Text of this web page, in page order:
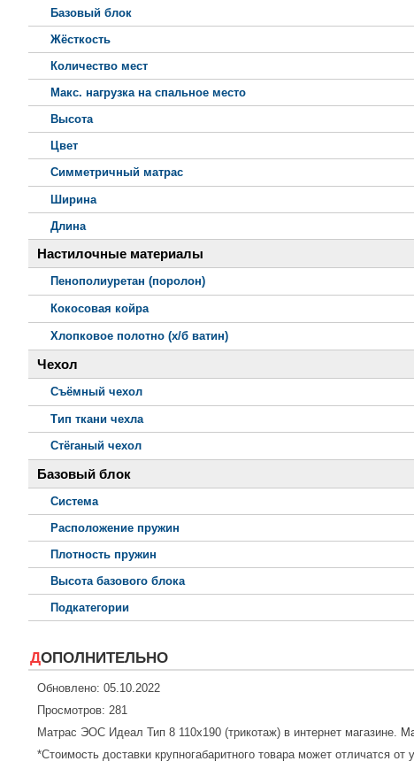
Базовый блок
Жёсткость
Количество мест
Макс. нагрузка на спальное место
Высота
Цвет
Симметричный матрас
Ширина
Длина
Настилочные материалы
Пенополиуретан (поролон)
Кокосовая койра
Хлопковое полотно (х/б ватин)
Чехол
Съёмный чехол
Тип ткани чехла
Стёганый чехол
Базовый блок
Система
Расположение пружин
Плотность пружин
Высота базового блока
Подкатегории
ДОПОЛНИТЕЛЬНО
Обновлено: 05.10.2022
Просмотров: 281
Матрас ЭОС Идеал Тип 8 110x190 (трикотаж) в интернет магазине.
*Стоимость доставки крупногабаритного товара может отличатся от